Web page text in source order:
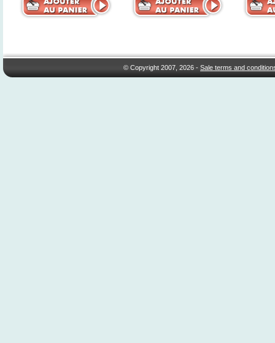
© Copyright 2007, 2026 -Sale terms and